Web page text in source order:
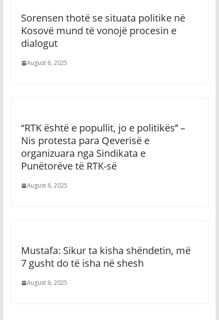
Sorensen thotë se situata politike në
Kosovë mund të vonojë procesin e
dialogut
August 6, 2025
“RTK është e popullit, jo e politikës’’ –
Nis protesta para Qeverisë e
organizuara nga Sindikata e
Punëtorëve të RTK-së
August 6, 2025
Mustafa: Sikur ta kisha shëndetin, më
7 gusht do të isha në shesh
August 6, 2025